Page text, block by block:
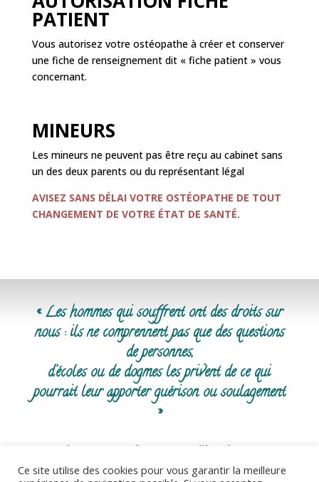
PATIENT
Vous autorisez votre ostéopathe à créer et conserver
une fiche de renseignement dit « fiche patient » vous
concernant.
MINEURS
Les mineurs ne peuvent pas être reçu au cabinet sans
un des deux parents ou du représentant légal
AVISEZ SANS DÉLAI VOTRE OSTÉOPATHE DE TOUT
CHANGEMENT DE VOTRE ÉTAT DE SANTÉ.
« Les hommes qui souffrent ont des droits sur
nous : ils ne comprennent pas que des questions
de personnes,
d’écoles ou de dogmes les privent de ce qui
pourrait leur apporter guérison ou soulagement
»
René LERICHE, Professeur au Collège de France,
Membre de l’Institut
Ce site utilise des cookies pour vous garantir la meilleure